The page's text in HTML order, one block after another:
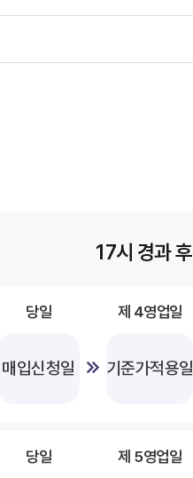
17시 경과 후
당일
매입신청일
제 4영업일
기준가적용일
당일 제 5영업일